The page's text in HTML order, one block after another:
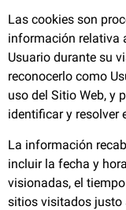
Las cookies son
información relativa
Usuario durante su
reconocerlo como
uso del Sitio Web, y
identificar y resolver
La información
incluir la fecha y
visionadas, el
sitios visitados justo